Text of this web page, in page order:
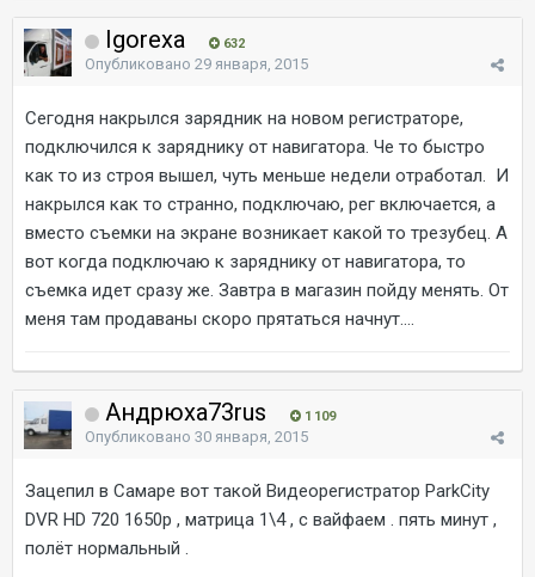
Igorexa 632
Опубликовано 29 января, 2015
Сегодня накрылся зарядник на новом регистраторе,
подключился к заряднику от навигатора. Че то быстро
как то из строя вышел, чуть меньше недели отработал. И
накрылся как то странно, подключаю, рег включается, а
вместо съемки на экране возникает какой то трезубец. А
вот когда подключаю к заряднику от навигатора, то
съемка идет сразу же. Завтра в магазин пойду менять. От
меня там продаваны скоро прятаться начнут....
Андрюха73rus 1 109
Опубликовано 30 января, 2015
Зацепил в Самаре вот такой Видеорегистратор ParkCity
DVR HD 720 1650р , матрица 1\4 , с вайфаем . пять минут ,
полёт нормальный .